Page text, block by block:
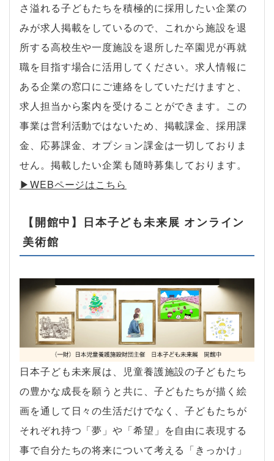
さ溢れる子どもたちを積極的に採用したい企業の
みが求人掲載をしているので、これから施設を退
所する高校生や一度施設を退所した卒園児が再就
職を目指す場合に活用してください。求人情報に
ある企業の窓口にご連絡をしていただけますと、
求人担当から案内を受けることができます。この
事業は営利活動ではないため、掲載課金、採用課
金、応募課金、オプション課金は一切しておりま
せん。掲載したい企業も随時募集しております。
▶︎WEBページはこちら
【開館中】日本子ども未来展 オンライン
美術館
日本子ども未来展は、児童養護施設の子どもたち
の豊かな成長を願うと共に、子どもたちが描く絵
画を通して日々の生活だけでなく、子どもたちが
それぞれ持つ「夢」や「希望」を自由に表現する
事で自分たちの将来について考える「きっかけ」